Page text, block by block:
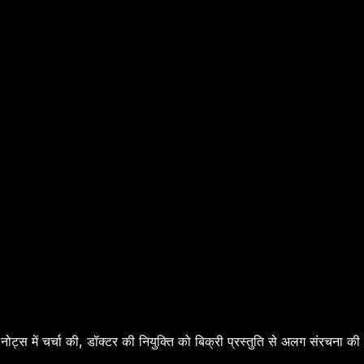
चर्चा की, डॉक्टर की नियुक्ति को बिक्री प्रस्तुति से अलग संरचना की